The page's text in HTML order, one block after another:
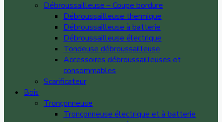
Débroussailleuse – Coupe bordure
Débroussailleuse thermique
Débroussailleuse à batterie
Débroussailleuse électrique
Tondeuse débroussailleuse
Accessoires débroussailleuses et
consommables
Scarificateur
Bois
Tronçonneuse
Tronçonneuse électrique et à batterie